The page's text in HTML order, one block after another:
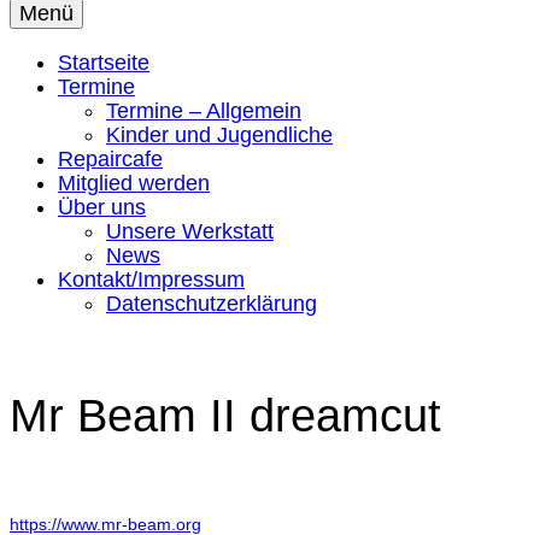
Menü
Startseite
Termine
Termine – Allgemein
Kinder und Jugendliche
Repaircafe
Mitglied werden
Über uns
Unsere Werkstatt
News
Kontakt/Impressum
Datenschutzerklärung
Mr Beam II dreamcut
https://www.mr-beam.org